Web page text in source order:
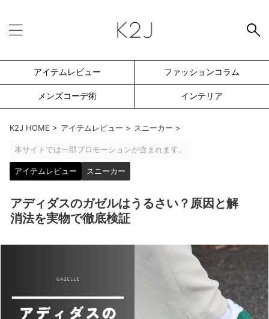
810s (5) Hender Scheme
アイテムレビュー ファッションコラム
メンズコーデ術 インテリア
K2J HOME > アイテムレビュー > スニーカー >
本サイトでは一部プロモーションが含まれます。
アイテムレビュー スニーカー
アディダスのガゼルはうるさい？原因と解
消法を実物で徹底検証